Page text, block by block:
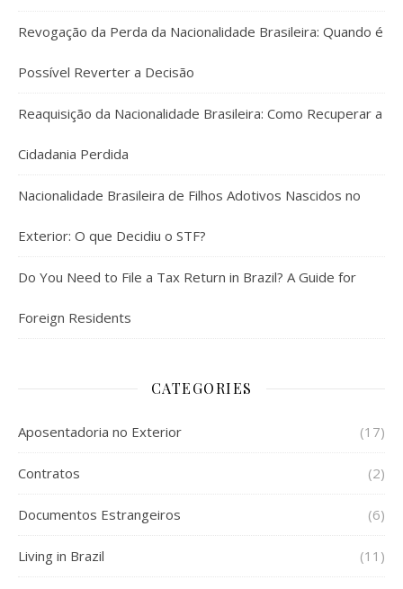
Revogação da Perda da Nacionalidade Brasileira: Quando é
Possível Reverter a Decisão
Reaquisição da Nacionalidade Brasileira: Como Recuperar a
Cidadania Perdida
Nacionalidade Brasileira de Filhos Adotivos Nascidos no
Exterior: O que Decidiu o STF?
Do You Need to File a Tax Return in Brazil? A Guide for
Foreign Residents
CATEGORIES
Aposentadoria no Exterior (17)
Contratos (2)
Documentos Estrangeiros (6)
Living in Brazil (11)